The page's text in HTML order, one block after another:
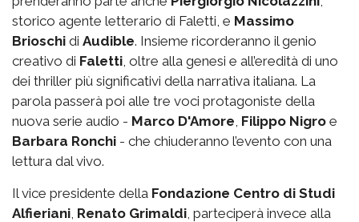
storico agente letterario di Faletti, e Massimo
Brioschi di Audible. Insieme ricorderanno il genio
creativo di Faletti , oltre alla genesi e all’eredità di uno
dei thriller più significativi della narrativa italiana. La
parola passerà poi alle tre voci protagoniste della
nuova serie audio - Marco D'Amore Filippo Nigro e
Barbara Ronchi - che chiuderanno l’evento con una
lettura dal vivo.
Il vice presidente della Fondazione Centro di Studi
Alfieriani Renato Grimaldi , parteciperà invece alla